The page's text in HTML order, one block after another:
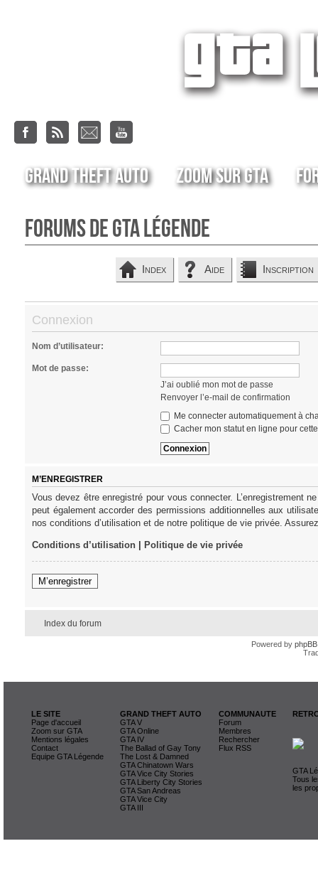
Grand Theft Auto Zoom sur GTA
Forums de GTA Légende
Index Aide Inscription
Connexion
Nom d’utilisateur:
Mot de passe:
J’ai oublié mon mot de passe
Renvoyer l’e-mail de confirmation
Me connecter automatiquement à
Cacher mon statut en ligne pour
M’ENREGISTRER
Vous devez être enregistré pour vous connecter. L’enregistrement
peut également accorder des permissions additionnelles aux
nos conditions d’utilisation et de notre politique de vie privée.
Conditions d’utilisation| Politique de vie privée
M’enregistrer
Index du forum
Powered by phpBB
LE SITE
Page d'accueil
Zoom sur GTA
Mentions légales
Contact
Equipe GTA Légende
GRAND THEFT AUTO
GTA V
GTA Online
GTA IV
The Ballad of Gay Tony
The Lost & Damned
GTA Chinatown Wars
GTA Vice City Stories
GTA Liberty City Stories
GTA San Andreas
GTA Vice City
GTA III
COMMUNAUTE
Forum
Membres
Rechercher
Flux RSS
GTA
Tous
les